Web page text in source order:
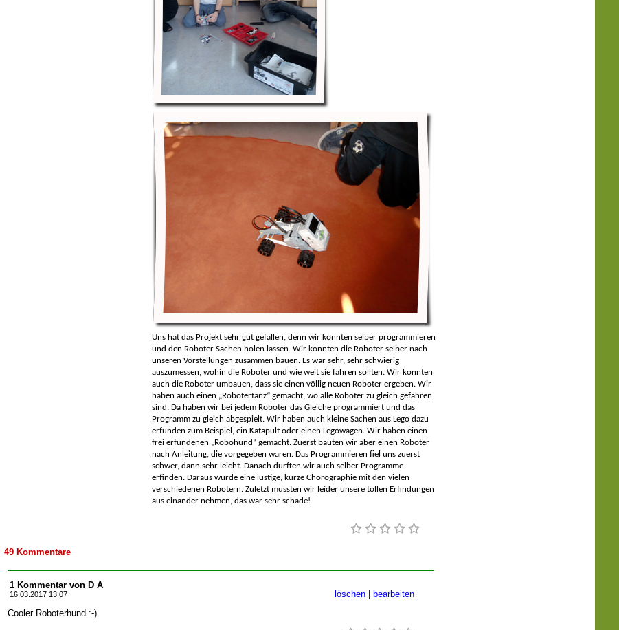
Uns hat das Projekt sehr gut gefallen, denn wir konnten selber programmieren
und den Roboter Sachen holen lassen. Wir konnten die Roboter selber nach
unseren Vorstellungen zusammen bauen. Es war sehr, sehr schwierig
auszumessen, wohin die Roboter und wie weit sie fahren sollten. Wir konnten
auch die Roboter umbauen, dass sie einen völlig neuen Roboter ergeben. Wir
haben auch einen „Robotertanz“ gemacht, wo alle Roboter zu gleich gefahren
sind. Da haben wir bei jedem Roboter das Gleiche programmiert und das
Programm zu gleich abgespielt. Wir haben auch kleine Sachen aus Lego dazu
erfunden zum Beispiel, ein Katapult oder einen Legowagen. Wir haben einen
frei erfundenen „Robohund“ gemacht. Zuerst bauten wir aber einen Roboter
nach Anleitung, die vorgegeben waren. Das Programmieren fiel uns zuerst
schwer, dann sehr leicht. Danach durften wir auch selber Programme
erfinden. Daraus wurde eine lustige, kurze Chorographie mit den vielen
verschiedenen Robotern. Zuletzt mussten wir leider unsere tollen Erfindungen
aus einander nehmen, das war sehr schade!
49 Kommentare
1 Kommentar von D A
16.03.2017 13:07 bearbeiten
löschen
Cooler Roboterhund :-)